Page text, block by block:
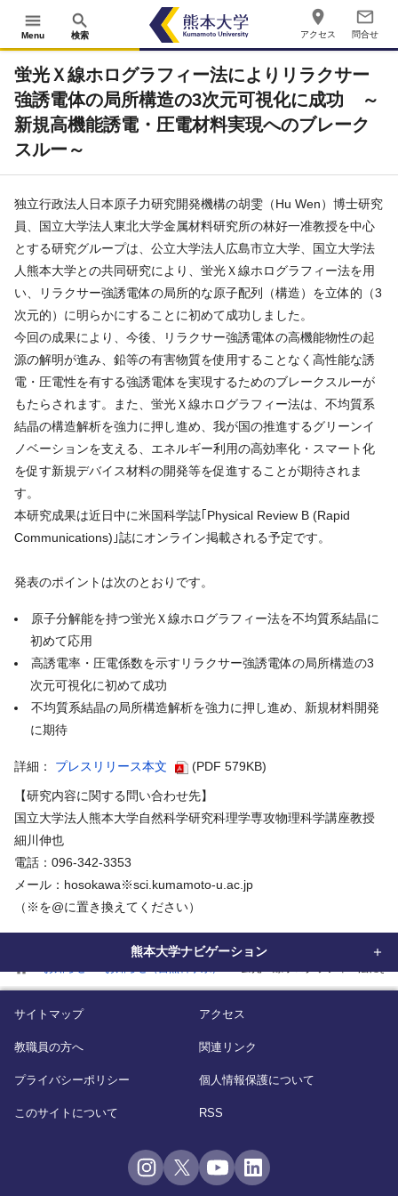
menu
Menu
search
検索
place
アクセス
mail_outline
問合せ
home
蛍光Ｘ線ホログラフィー法によりリラクサー
強誘電体の局所構造の3次元可視化に成功 ～
新規高機能誘電・圧電材料実現へのブレーク
スルー～
独立行政法人日本原子力研究開発機構の胡雯（Hu Wen）博士研究
員、国立大学法人東北大学金属材料研究所の林好一准教授を中心
とする研究グループは、公立大学法人広島市立大学、国立大学法
人熊本大学との共同研究により、蛍光Ｘ線ホログラフィー法を用
い、リラクサー強誘電体の局所的な原子配列（構造）を立体的（3
次元的）に明らかにすることに初めて成功しました。
今回の成果により、今後、リラクサー強誘電体の高機能物性の起
源の解明が進み、鉛等の有害物質を使用することなく高性能な誘
電・圧電性を有する強誘電体を実現するためのブレークスルーが
もたらされます。また、蛍光Ｘ線ホログラフィー法は、不均質系
結晶の構造解析を強力に押し進め、我が国の推進するグリーンイ
ノベーションを支える、エネルギー利用の高効率化・スマート化
を促す新規デバイス材料の開発等を促進することが期待されま
す。
本研究成果は近日中に米国科学誌｢Physical Review B (Rapid
Communications)｣誌にオンライン掲載される予定です。
発表のポイントは次のとおりです。
原子分解能を持つ蛍光Ｘ線ホログラフィー法を不均質系結晶に
初めて応用
高誘電率・圧電係数を示すリラクサー強誘電体の局所構造の3
次元可視化に初めて成功
不均質系結晶の局所構造解析を強力に押し進め、新規材料開発
に期待
詳細： プレスリリース本文 (PDF 579KB)
【研究内容に関する問い合わせ先】
国立大学法人熊本大学自然科学研究科理学専攻物理科学講座教授
細川伸也
電話：096-342-3353
メール：hosokawa※sci.kumamoto-u.ac.jp
（※を@に置き換えてください）
熊本大学ナビゲーション
サイトマップ アクセス
教職員の方へ 関連リンク
プライバシーポリシー 個人情報保護について
このサイトについて RSS